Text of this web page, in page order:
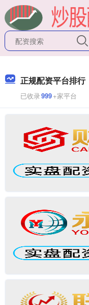
正规配资平台排行
已收录999+家平台